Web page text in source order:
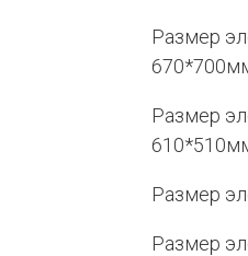
Размер
Размер
Размер
Размер